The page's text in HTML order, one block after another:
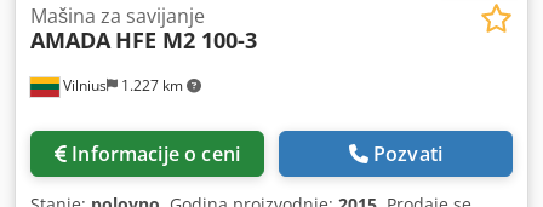
Vilnius 1.227 km
Mašina za savijanje
AMADA HFE M2 100-3
Informacije o ceni Pozvati